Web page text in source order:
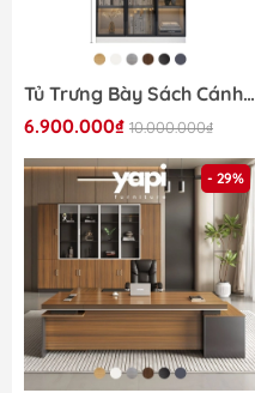
Tủ Trưng Bày Sách Cánh Kính Cường Lực Có Đèn LED Trang Trí Gỗ MDF 260x32x200cm Yapi-TK014
6.900.000₫ 10.000.000₫
- 29%